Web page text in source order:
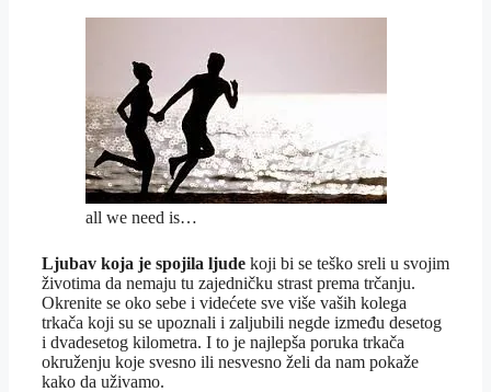
all we need is…
Ljubav koja je spojila ljude koji bi se teško sreli u svojim
životima da nemaju tu zajedničku strast prema trčanju.
Okrenite se oko sebe i videćete sve više vaših kolega
trkača koji su se upoznali i zaljubili negde između desetog
i dvadesetog kilometra. I to je najlepša poruka trkača
okruženju koje svesno ili nesvesno želi da nam pokaže
kako da uživamo.